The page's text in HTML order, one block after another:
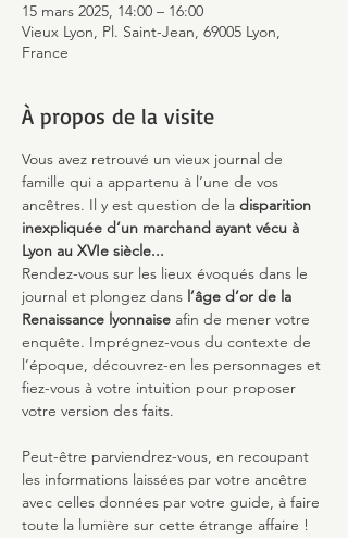
15 mars 2025, 14:00 – 16:00
Vieux Lyon, Pl. Saint-Jean, 69005 Lyon,
France
À propos de la visite
Vous avez retrouvé un vieux journal de
famille qui a appartenu à l’une de vos
ancêtres. Il y est question de la disparition
inexpliquée d’un marchand ayant vécu à
Lyon au XVIe siècle...
Rendez-vous sur les lieux évoqués dans le
journal et plongez dans l’âge d’or de la
Renaissance lyonnaise afin de mener votre
enquête. Imprégnez-vous du contexte de
l’époque, découvrez-en les personnages et
fiez-vous à votre intuition pour proposer
votre version des faits.
Peut-être parviendrez-vous, en recoupant
les informations laissées par votre ancêtre
avec celles données par votre guide, à faire
toute la lumière sur cette étrange affaire !